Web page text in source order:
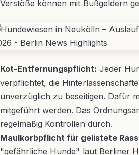
Verstöße können mit Bußgeldern
Kot-Entfernungspflicht: Jeder
verpflichtet, die
unverzüglich zu beseitigen. Dafür
mitgeführt werden. Das
regelmäßig Kontrollen durch.
Maulkorbpflicht für gelistete
"gefährliche Hunde" laut Berliner